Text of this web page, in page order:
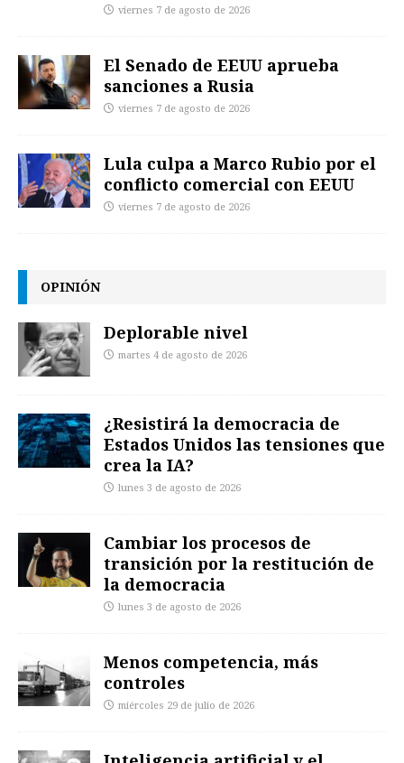
viernes 7 de agosto de 2026
El Senado de EEUU aprueba
sanciones a Rusia
viernes 7 de agosto de 2026
Lula culpa a Marco Rubio por el
conflicto comercial con EEUU
viernes 7 de agosto de 2026
OPINIÓN
Deplorable nivel
martes 4 de agosto de 2026
¿Resistirá la democracia de
Estados Unidos las tensiones que
crea la IA?
lunes 3 de agosto de 2026
Cambiar los procesos de
transición por la restitución de
la democracia
lunes 3 de agosto de 2026
Menos competencia, más
controles
miércoles 29 de julio de 2026